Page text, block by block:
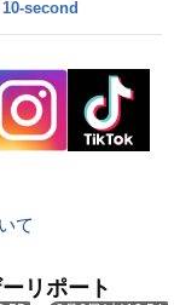
second
て
リポート